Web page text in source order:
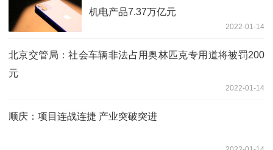
机电产品7.37万亿元
2022-01-14
北京交管局：社会车辆非法占用奥林匹克专用道将被罚200
元
2022-01-14
顺庆：项目连战连捷 产业突破突进